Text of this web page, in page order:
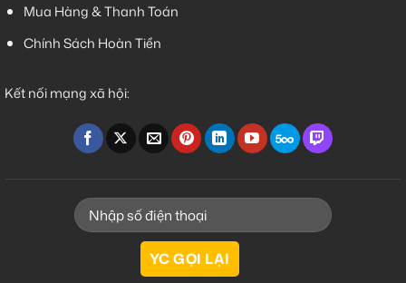
Mua Hàng & Thanh Toán
Chính Sách Hoàn Tiền
Kết nối mạng xã hội: